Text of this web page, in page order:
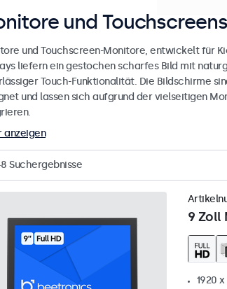
und
und Touchscreen-Monitore, entwickelt für
liefern ein gestochen scharfes Bild mit
Touch-Funktionalität. Die Bildschirme
und lassen sich aufgrund der vielseitigen
anzeigen
Suchergebnisse
9 Zoll
1920